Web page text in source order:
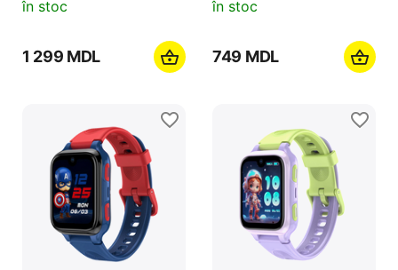
în stoc
1 299 MDL
în stoc
‍749‍ MDL